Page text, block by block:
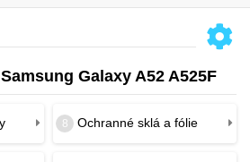
Galaxy A52 A525F
8 Ochranné sklá a fólie